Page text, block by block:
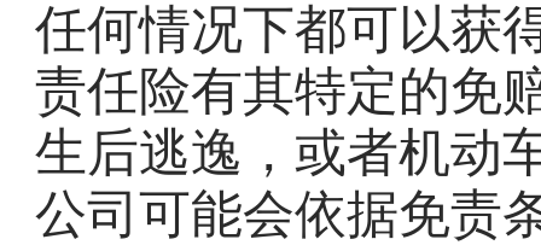
任何情况下都可以获
责任险有其特定的免
生后逃逸，或者机动
公司可能会依据免责